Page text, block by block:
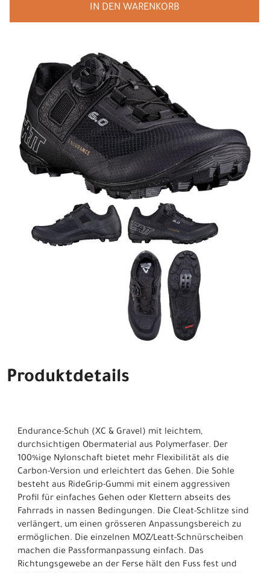
IN DEN WARENKORB
Produktdetails
Endurance-Schuh (XC & Gravel) mit leichtem,
durchsichtigen Obermaterial aus Polymerfaser. Der
100%ige Nylonschaft bietet mehr Flexibilität als die
Carbon-Version und erleichtert das Gehen. Die Sohle
besteht aus RideGrip-Gummi mit einem aggressiven
Profil für einfaches Gehen oder Klettern abseits des
Fahrrads in nassen Bedingungen. Die Cleat-Schlitze sind
verlängert, um einen grösseren Anpassungsbereich zu
ermöglichen. Die einzelnen MOZ/Leatt-Schnürscheiben
machen die Passformanpassung einfach. Das
Richtungsgewebe an der Ferse hält den Fuss fest und